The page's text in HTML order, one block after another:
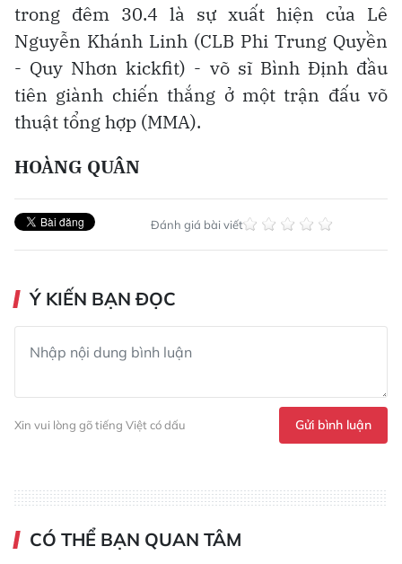
trong đêm 30.4 là sự xuất hiện của Lê
Nguyễn Khánh Linh (CLB Phi Trung Quyền
- Quy Nhơn kickfit) - võ sĩ Bình Định đầu
tiên giành chiến thắng ở một trận đấu võ
thuật tổng hợp (MMA).
HOÀNG QUÂN
Đánh giá bài viết
Ý KIẾN BẠN ĐỌC
Xin vui lòng gõ tiếng Việt có dấu Gửi bình luận
CÓ THỂ BẠN QUAN TÂM